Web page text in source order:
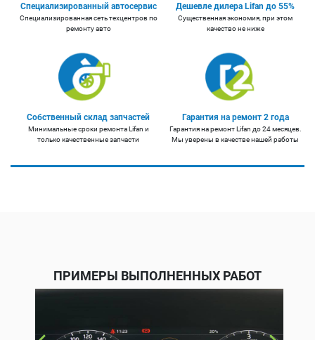
Специализированный автосервис
Специализированная сеть техцентров по
ремонту авто
Дешевле дилера Lifan до 55%
Существенная экономия, при этом
качество не ниже
Собственный склад запчастей
Минимальные сроки ремонта Lifan и
только качественные запчасти
Гарантия на ремонт 2 года
Гарантия на ремонт Lifan до 24 месяцев.
Мы уверены в качестве нашей работы
ПРИМЕРЫ ВЫПОЛНЕННЫХ РАБОТ